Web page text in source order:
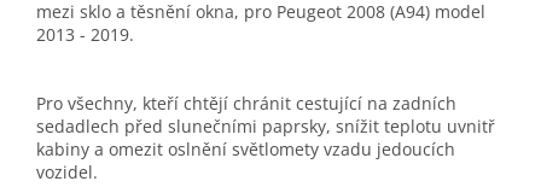
mezi sklo a těsnění okna, pro Peugeot 2008 (A94) model
2013 - 2019.
Pro všechny, kteří chtějí chránit cestující na zadních
sedadlech před slunečními paprsky, snížit teplotu uvnitř
kabiny a omezit oslnění světlomety vzadu jedoucích
vozidel.